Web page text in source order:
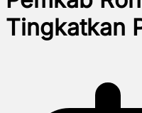
Tingkatkan